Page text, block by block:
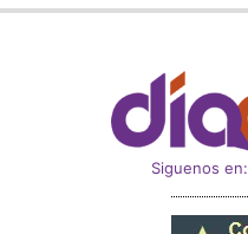
Siguenos en: